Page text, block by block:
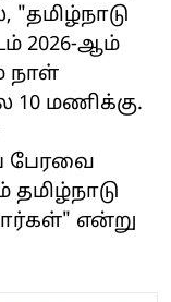
2026-ஆம்
நாள்
மணிக்கு.
பேரவை
என்று